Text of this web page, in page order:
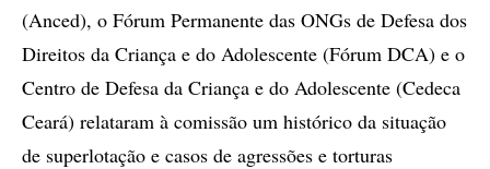
(Anced), o Fórum Permanente das ONGs de Defesa dos
Direitos da Criança e do Adolescente (Fórum DCA) e o
Centro de Defesa da Criança e do Adolescente (Cedeca
Ceará) relataram à comissão um histórico da situação
de superlotação e casos de agressões e torturas